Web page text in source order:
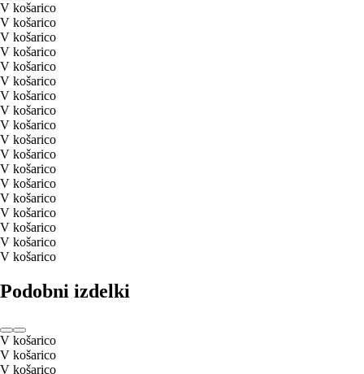
V košarico
V košarico
V košarico
V košarico
V košarico
V košarico
V košarico
V košarico
V košarico
V košarico
V košarico
V košarico
V košarico
V košarico
V košarico
V košarico
V košarico
V košarico
Podobni izdelki
V košarico
V košarico
V košarico